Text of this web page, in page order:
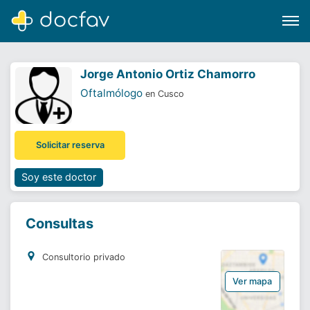
Software para clínicas
¿Eres un doctor?
Jorge Antonio Ortiz Chamorro
Oftalmólogo en Cusco
Solicitar reserva
Soy este doctor
Consultas
Consultorio privado
Ver mapa